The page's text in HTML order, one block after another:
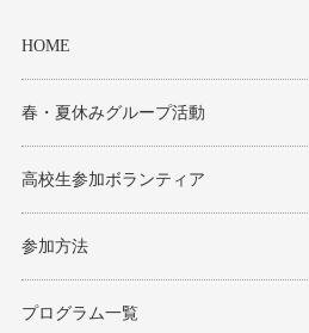
HOME
春・夏休みグループ活動
高校生参加ボランティア
参加方法
プログラム一覧